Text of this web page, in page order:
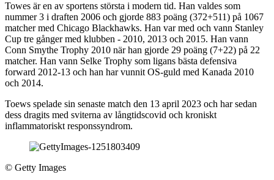
Towes är en av sportens största i modern tid. Han valdes som
nummer 3 i draften 2006 och gjorde 883 poäng (372+511) på 1067
matcher med Chicago Blackhawks. Han var med och vann Stanley
Cup tre gånger med klubben - 2010, 2013 och 2015. Han vann
Conn Smythe Trophy 2010 när han gjorde 29 poäng (7+22) på 22
matcher. Han vann Selke Trophy som ligans bästa defensiva
forward 2012-13 och han har vunnit OS-guld med Kanada 2010
och 2014.
Toews spelade sin senaste match den 13 april 2023 och har sedan
dess dragits med sviterna av långtidscovid och kroniskt
inflammatoriskt responssyndrom.
© Getty Images